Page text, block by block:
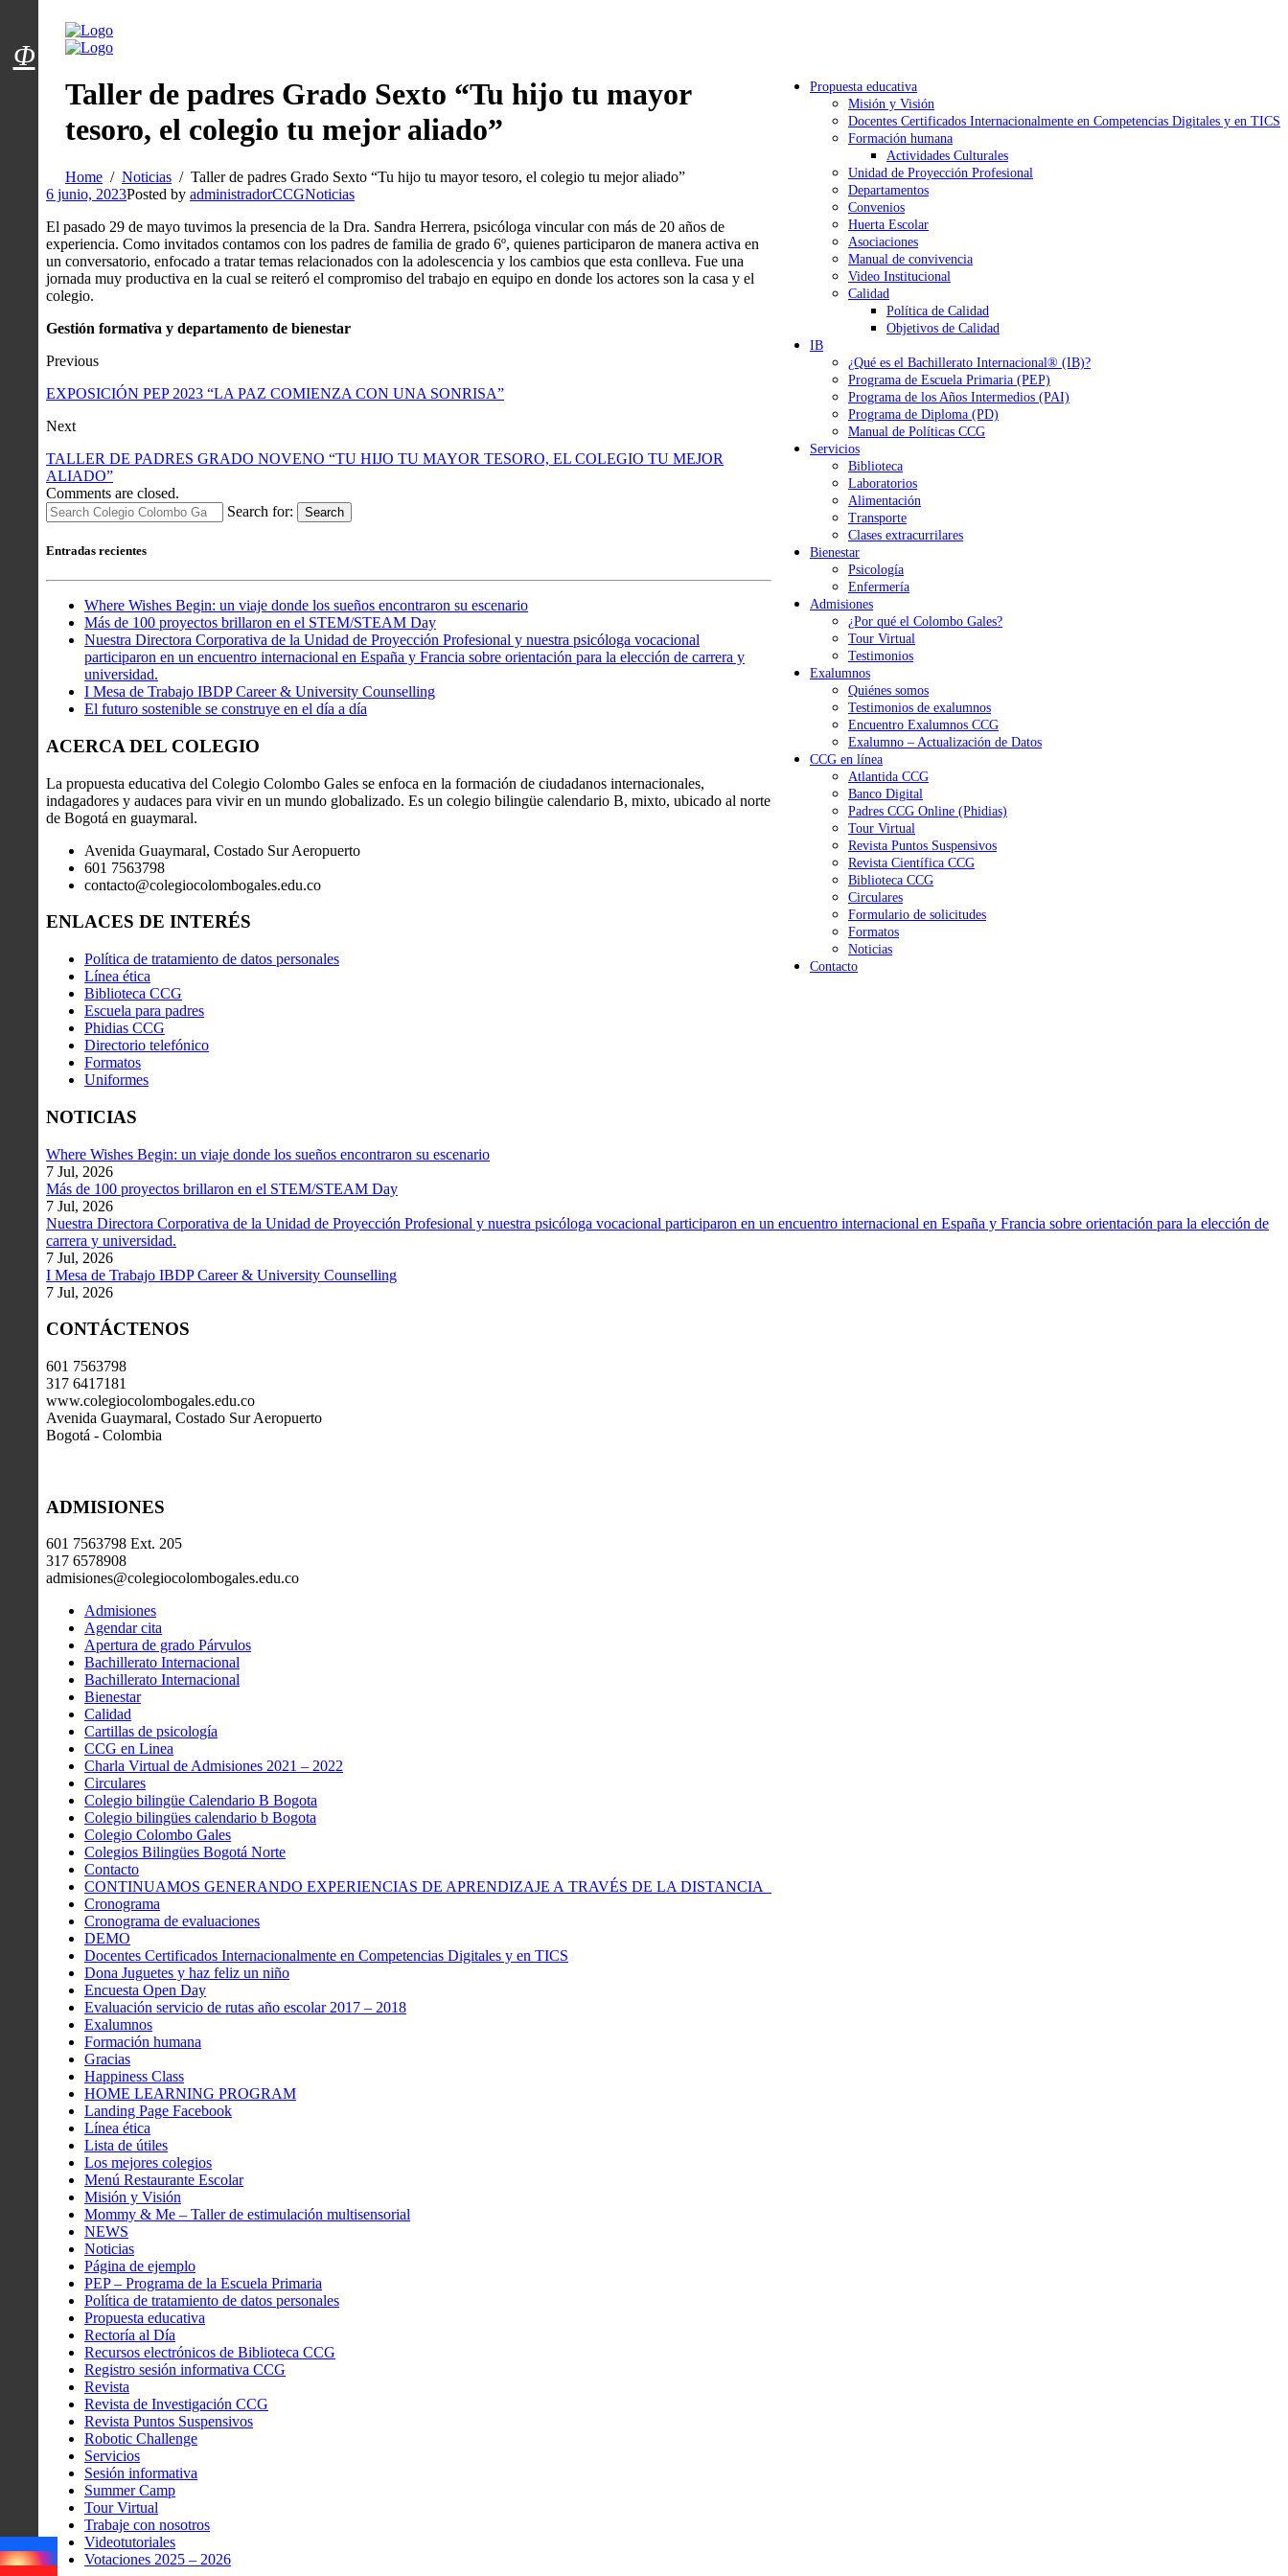
Menú usuarios
Propuesta educativa
Misión y Visión
Docentes Certificados Internacionalmente en Competencias Digitales y en TICS
Formación humana
Actividades Culturales
Unidad de Proyección Profesional
Departamentos
Convenios
Huerta Escolar
Asociaciones
Manual de convivencia
Video Institucional
Calidad
Política de Calidad
Objetivos de Calidad
IB
¿Qué es el Bachillerato Internacional® (IB)?
Programa de Escuela Primaria (PEP)
Programa de los Años Intermedios (PAI)
Programa de Diploma (PD)
Manual de Políticas CCG
Servicios
Biblioteca
Laboratorios
Alimentación
Transporte
Clases extracurrilares
Bienestar
Psicología
Enfermería
Admisiones
¿Por qué el Colombo Gales?
Tour Virtual
Testimonios
Exalumnos
Quiénes somos
Testimonios de exalumnos
Encuentro Exalumnos CCG
Exalumno – Actualización de Datos
CCG en línea
Atlantida CCG
Banco Digital
Padres CCG Online (Phidias)
Tour Virtual
Revista Puntos Suspensivos
Revista Científica CCG
Biblioteca CCG
Circulares
Formulario de solicitudes
Formatos
Noticias
Contacto
Taller de padres Grado Sexto “Tu hijo tu mayor
tesoro, el colegio tu mejor aliado”
Home Noticias
Taller de padres Grado Sexto “Tu hijo tu mayor tesoro, el colegio tu mejor aliado”
6 junio, 2023Posted by administradorCCGNoticias
El pasado 29 de mayo tuvimos la presencia de la Dra. Sandra Herrera, psicóloga vincular con más de 20 años de
experiencia. Como invitados contamos con los padres de familia de grado 6º, quienes participaron de manera activa en
un conversatorio, enfocado a tratar temas relacionados con la adolescencia y los cambios que esta conlleva. Fue una
jornada muy productiva en la cual se reiteró el compromiso del trabajo en equipo en donde los actores son la casa y el
colegio.
Gestión formativa y departamento de bienestar
Previous
​EXPOSICIÓN PEP 2023 “LA PAZ COMIENZA CON UNA SONRISA”
Next
TALLER DE PADRES GRADO NOVENO “TU HIJO TU MAYOR TESORO, EL COLEGIO TU MEJOR
ALIADO”
Comments are closed.
Search for:
Search
Entradas recientes
Where Wishes Begin: un viaje donde los sueños encontraron su escenario
Más de 100 proyectos brillaron en el STEM/STEAM Day
Nuestra Directora Corporativa de la Unidad de Proyección Profesional y nuestra psicóloga vocacional
participaron en un encuentro internacional en España y Francia sobre orientación para la elección de carrera y
universidad.
I Mesa de Trabajo IBDP Career & University Counselling
El futuro sostenible se construye en el día a día
ACERCA DEL COLEGIO
La propuesta educativa del Colegio Colombo Gales se enfoca en la formación de ciudadanos internacionales,
indagadores y audaces para vivir en un mundo globalizado. Es un colegio bilingüe calendario B, mixto, ubicado al norte
de Bogotá en guaymaral.
Avenida Guaymaral, Costado Sur Aeropuerto
601 7563798
contacto@colegiocolombogales.edu.co
ENLACES DE INTERÉS
Política de tratamiento de datos personales
Línea ética
Biblioteca CCG
Escuela para padres
Phidias CCG
Directorio telefónico
Formatos
Uniformes
NOTICIAS
Where Wishes Begin: un viaje donde los sueños encontraron su escenario
7 Jul, 2026
Más de 100 proyectos brillaron en el STEM/STEAM Day
7 Jul, 2026
Nuestra Directora Corporativa de la Unidad de Proyección Profesional y nuestra psicóloga vocacional participaron en un encuentro internacional en España y Francia sobre orientación para la elección de
carrera y universidad.
7 Jul, 2026
I Mesa de Trabajo IBDP Career & University Counselling
7 Jul, 2026
CONTÁCTENOS
601 7563798
317 6417181
www.colegiocolombogales.edu.co
Avenida Guaymaral, Costado Sur Aeropuerto
Bogotá - Colombia
ADMISIONES
601 7563798 Ext. 205
317 6578908
admisiones@colegiocolombogales.edu.co
Admisiones
Agendar cita
Apertura de grado Párvulos
Bachillerato Internacional
Bachillerato Internacional
Bienestar
Calidad
Cartillas de psicología
CCG en Linea
Charla Virtual de Admisiones 2021 – 2022
Circulares
Colegio bilingüe Calendario B Bogota
Colegio bilingües calendario b Bogota
Colegio Colombo Gales
Colegios Bilingües Bogotá Norte
Contacto
CONTINUAMOS GENERANDO EXPERIENCIAS DE APRENDIZAJE A TRAVÉS DE LA DISTANCIA
Cronograma
Cronograma de evaluaciones
DEMO
Docentes Certificados Internacionalmente en Competencias Digitales y en TICS
Dona Juguetes y haz feliz un niño
Encuesta Open Day
Evaluación servicio de rutas año escolar 2017 – 2018
Exalumnos
Formación humana
Gracias
Happiness Class
HOME LEARNING PROGRAM
Landing Page Facebook
Línea ética
Lista de útiles
Los mejores colegios
Menú Restaurante Escolar
Misión y Visión
Mommy & Me – Taller de estimulación multisensorial
NEWS
Noticias
Página de ejemplo
PEP – Programa de la Escuela Primaria
Política de tratamiento de datos personales
Propuesta educativa
Rectoría al Día
Recursos electrónicos de Biblioteca CCG
Registro sesión informativa CCG
Revista
Revista de Investigación CCG
Revista Puntos Suspensivos
Robotic Challenge
Servicios
Sesión informativa
Summer Camp
Tour Virtual
Trabaje con nosotros
Videotutoriales
Votaciones 2025 – 2026
Φ